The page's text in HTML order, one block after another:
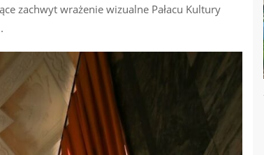
zachwyt wrażenie wizualne Pałacu Kultury